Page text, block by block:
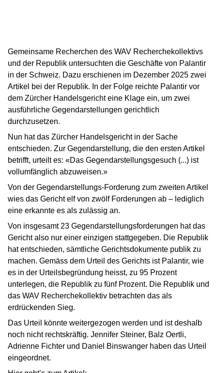
Gemeinsame Recherchen des WAV Recherchekollektivs
und der Republik untersuchten die Geschäfte von Palantir
in der Schweiz. Dazu erschienen im Dezember 2025 zwei
Artikel bei der Republik. In der Folge reichte Palantir vor
dem Zürcher Handelsgericht eine Klage ein, um zwei
ausführliche Gegendarstellungen gerichtlich
durchzusetzen.
Nun hat das Zürcher Handelsgericht in der Sache
entschieden. Zur Gegendarstellung, die den ersten Artikel
betrifft, urteilt es: «Das Gegendarstellungsgesuch (...) ist
vollumfänglich abzuweisen.»
Von der Gegendarstellungs-Forderung zum zweiten Artikel
wies das Gericht elf von zwölf Forderungen ab – lediglich
eine erkannte es als zulässig an.
Von insgesamt 23 Gegendarstellungsforderungen hat das
Gericht also nur einer einzigen stattgegeben. Die Republik
hat entschieden, sämtliche Gerichtsdokumente publik zu
machen. Gemäss dem Urteil des Gerichts ist Palantir, wie
es in der Urteilsbegründung heisst, zu 95 Prozent
unterlegen, die Republik zu fünf Prozent. Die Republik und
das WAV Recherchekollektiv betrachten das als
erdrückenden Sieg.
Das Urteil könnte weitergezogen werden und ist deshalb
noch nicht rechtskräftig. Jennifer Steiner, Balz Oertli,
Adrienne Fichter und Daniel Binswanger haben das Urteil
eingeordnet.